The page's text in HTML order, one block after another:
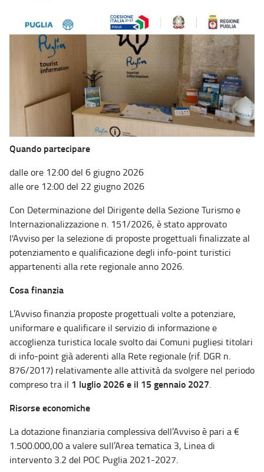
Quando partecipare
dalle ore 12:00 del 6 giugno 2026
alle ore 12:00 del 22 giugno 2026
Con Determinazione del Dirigente della Sezione Turismo e
Internazionalizzazione n. 151/2026, è stato approvato
l'Avviso per la selezione di proposte progettuali finalizzate al
potenziamento e qualificazione degli info-point turistici
appartenenti alla rete regionale anno 2026.
Cosa finanzia
L’Avviso finanzia proposte progettuali volte a potenziare,
uniformare e qualificare il servizio di informazione e
accoglienza turistica locale svolto dai Comuni pugliesi titolari
di info-point già aderenti alla Rete regionale (rif. DGR n.
876/2017) relativamente alle attività da svolgere nel periodo
compreso tra il 1 luglio 2026 e il 15 gennaio 2027.
Risorse economiche
La dotazione finanziaria complessiva dell’Avviso è pari a €
1.500.000,00 a valere sull’Area tematica 3, Linea di
intervento 3.2 del POC Puglia 2021-2027.